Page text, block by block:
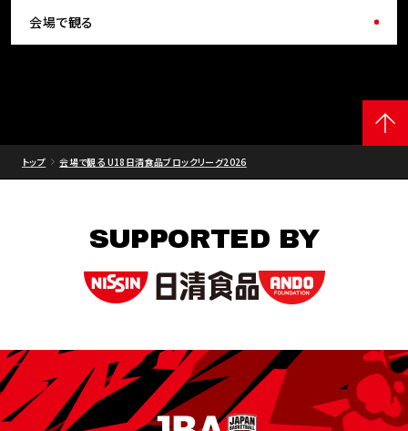
会場で観る
トップ 会場で観る U18日清食品ブロックリーグ2026
SUPPORTED BY